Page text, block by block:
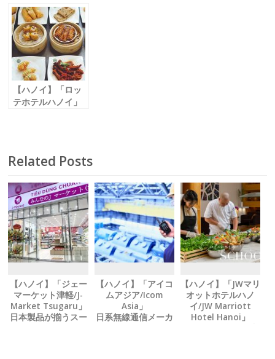
が無料
【ハノイ】「ロッ
テホテルハノイ」
Related Posts
【ハノイ】「ジェー
マーケット津軽/J-
Market Tsugaru」
日本製品が揃うスー
【ハノイ】「アイコ
ムアジア/Icom
Asia」
日系無線通信メーカ
【ハノイ】「JWマリ
オットホテルハノ
イ/JW Marriott
Hotel Hanoi」